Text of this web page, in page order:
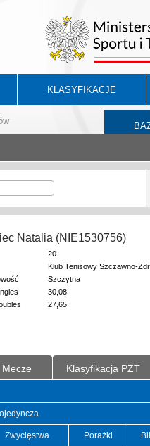
KLASYFIKACJE
Natalia (NIE1530756)
20
Klub Tenisowy Szczawno-
Szczytna
30,08
27,65
Mecze Klasyfikacja PZT
Zwycięstwa Porażki